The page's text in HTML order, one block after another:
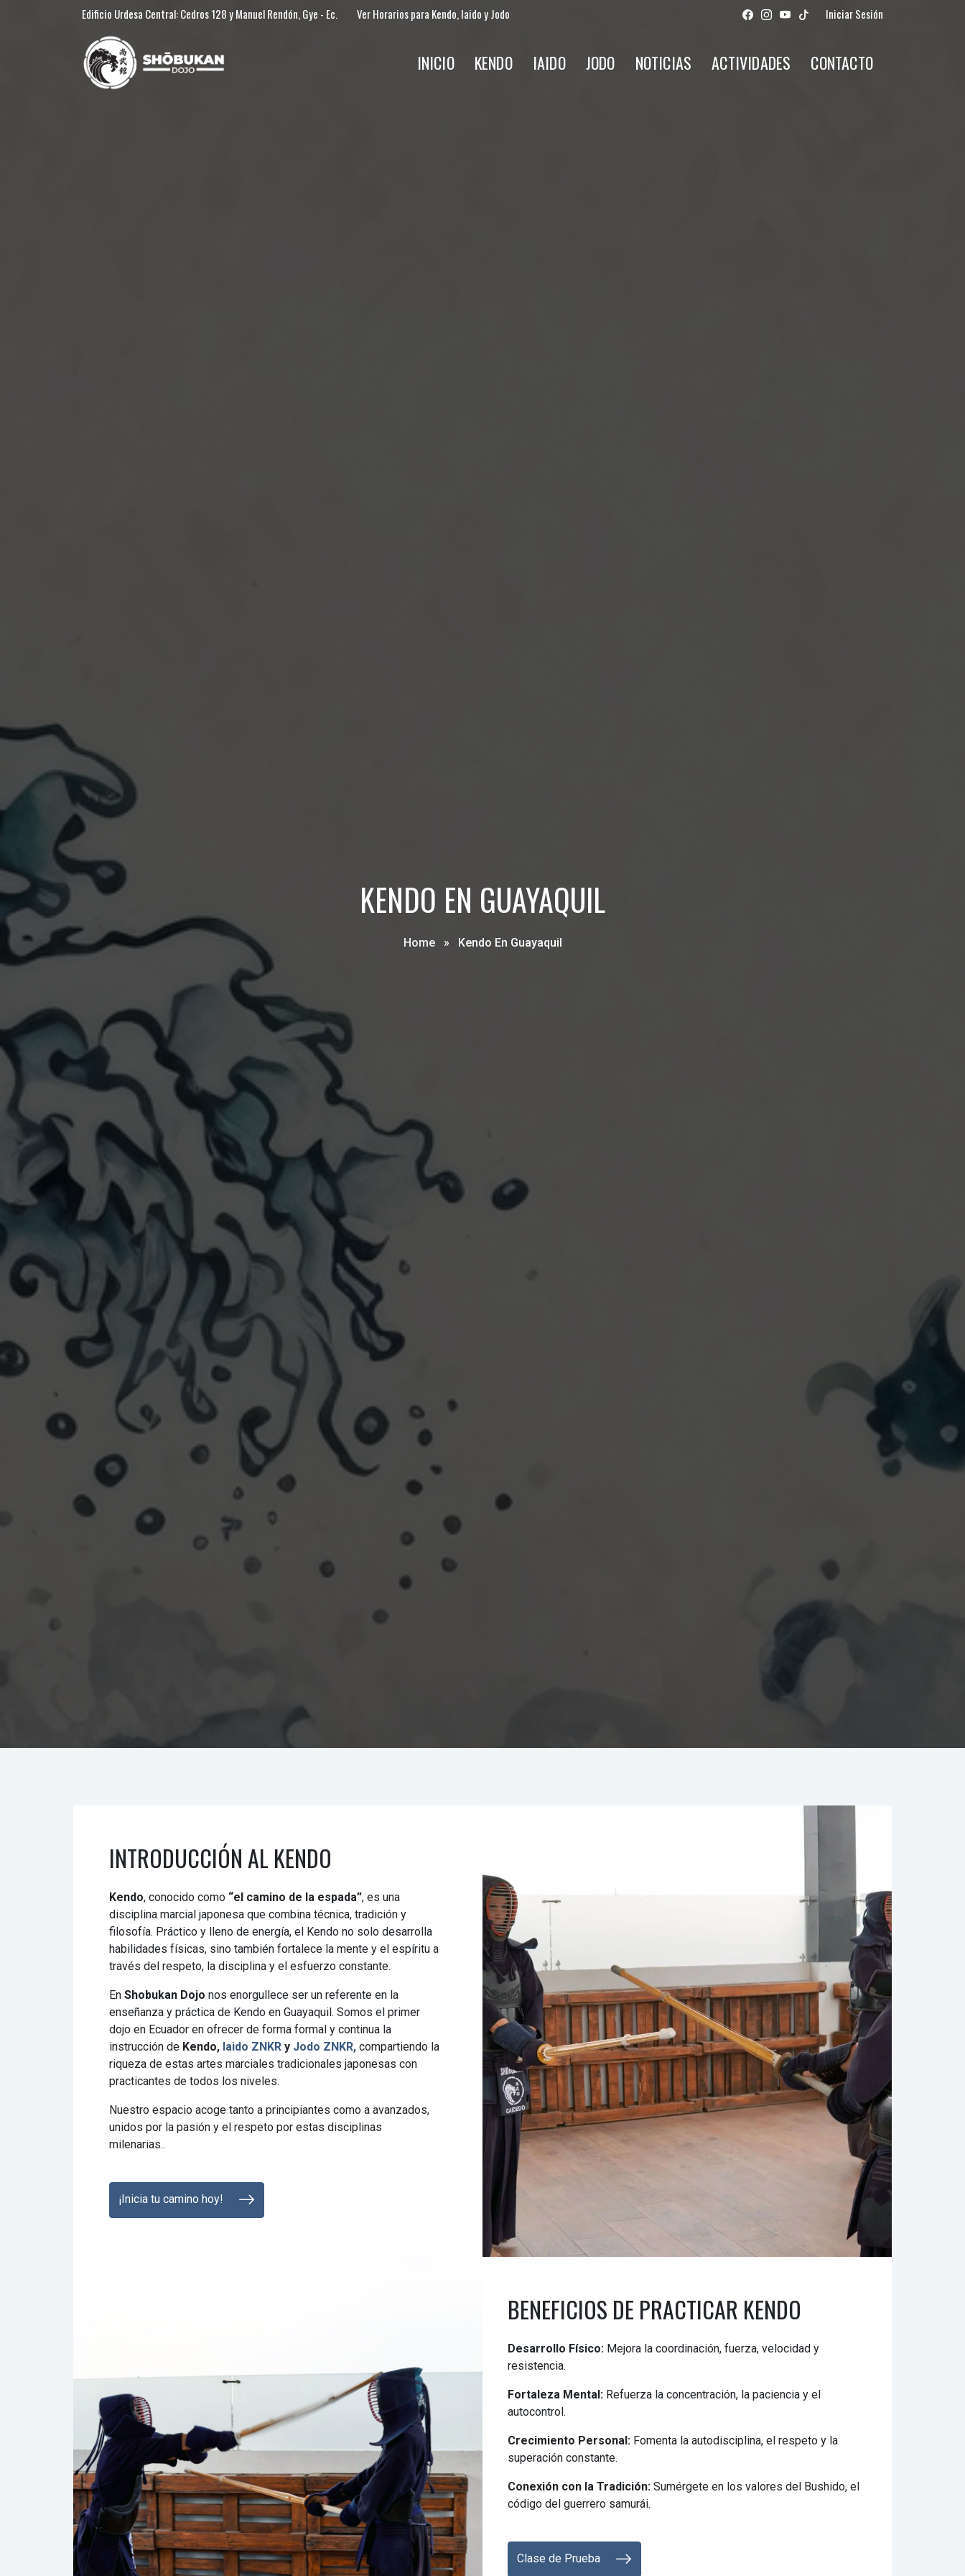
Edificio Urdesa Central: Cedros 128 y Manuel Rendón, Gye - Ec. Ver Horarios para Kendo, Iaido y Jodo Iniciar Sesión
INICIO KENDO IAIDO JODO NOTICIAS ACTIVIDADES CONTACTO
KENDO EN GUAYAQUIL
Home » Kendo En Guayaquil
INTRODUCCIÓN AL KENDO
Kendo, conocido como “el camino de la espada”, es una
disciplina marcial japonesa que combina técnica, tradición y
filosofía. Práctico y lleno de energía, el Kendo no solo desarrolla
habilidades físicas, sino también fortalece la mente y el espíritu a
través del respeto, la disciplina y el esfuerzo constante.
En Shobukan Dojo nos enorgullece ser un referente en la
enseñanza y práctica de Kendo en Guayaquil. Somos el primer
dojo en Ecuador en ofrecer de forma formal y continua la
instrucción de Kendo, Iaido ZNKR y Jodo ZNKR, compartiendo la
riqueza de estas artes marciales tradicionales japonesas con
practicantes de todos los niveles.
Nuestro espacio acoge tanto a principiantes como a avanzados,
unidos por la pasión y el respeto por estas disciplinas
milenarias..
¡Inicia tu camino hoy!
BENEFICIOS DE PRACTICAR KENDO
Desarrollo Físico: Mejora la coordinación, fuerza, velocidad y
resistencia.
Fortaleza Mental: Refuerza la concentración, la paciencia y el
autocontrol.
Crecimiento Personal: Fomenta la autodisciplina, el respeto y la
superación constante.
Conexión con la Tradición: Sumérgete en los valores del Bushido, el
código del guerrero samurái.
Clase de Prueba